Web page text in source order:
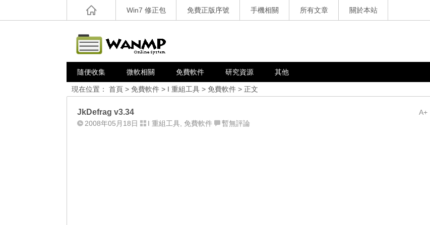
Win7 修正包 免費正版序號 手機相關 所有文章 關於本站
隨便收集 微軟相關 免費軟件 研究資源 其他
現在位置： 首頁 > 免費軟件 > I 重組工具 > 免費軟件 > 正文
A+
JkDefrag v3.34
2008年05月18日 I 重組工具 免費軟件 暫無評論